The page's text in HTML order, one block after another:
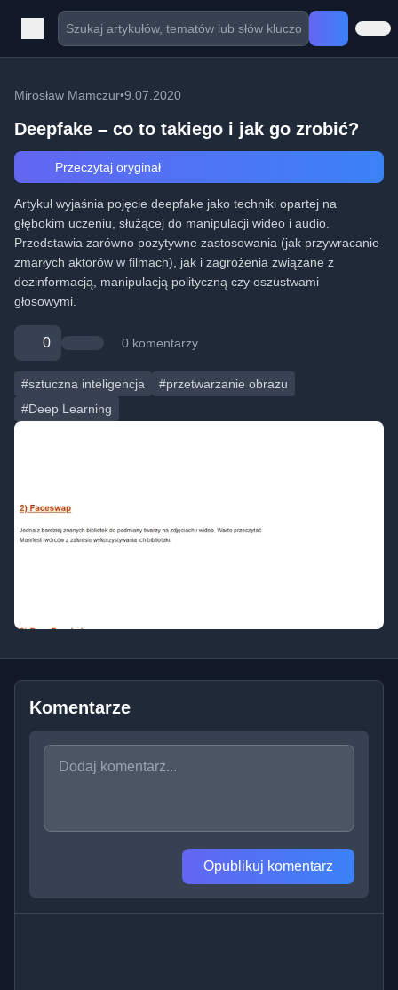
Mirosław Mamczur•9.07.2020
Deepfake – co to takiego i jak go zrobić?
Przeczytaj oryginał
Artykuł wyjaśnia pojęcie deepfake jako techniki opartej na
głębokim uczeniu, służącej do manipulacji wideo i audio.
Przedstawia zarówno pozytywne zastosowania (jak przywracanie
zmarłych aktorów w filmach), jak i zagrożenia związane z
dezinformacją, manipulacją polityczną czy oszustwami
głosowymi.
0 0 komentarzy
#sztuczna inteligencja
#przetwarzanie obrazu
#Deep Learning
Komentarze
Opublikuj komentarz